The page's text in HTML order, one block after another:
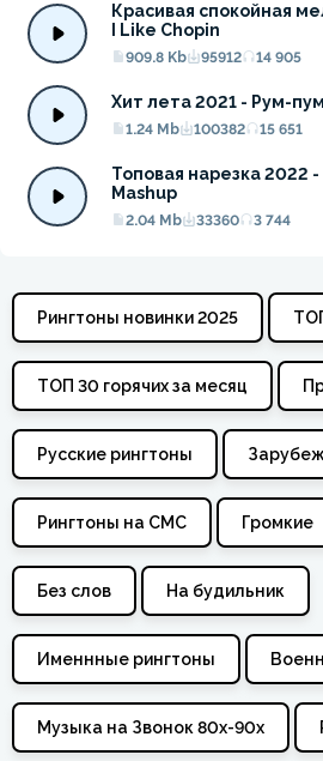
Красивая спокойная
I Like Chopin
909.8 Kb 95912 14 905
Хит лета 2021 - Рум-
1.24 Mb 100382 15 651
Топовая нарезка 2022 -
Mashup
2.04 Mb 33360 3 744
Рингтоны новинки 2025
ТОП 30 горячих за месяц
Русские рингтоны
Рингтоны на СМС Громкие
Без слов На будильник
Именнные рингтоны
Музыка на Звонок 80х-90х